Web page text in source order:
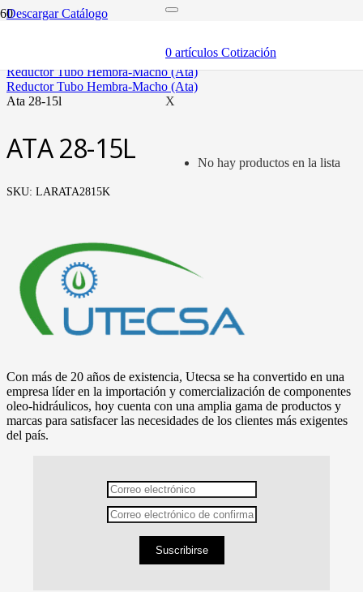
0 artículos Cotización
X
No hay productos en la lista
Descargar Catálogo
reductor tubo hembra-macho (ata)
reductor tubo hembra-macho (ata)
ata 28-15l
ATA 28-15L
SKU: LARATA2815K
Con más de 20 años de existencia, Utecsa se ha convertido en una
empresa líder en la importación y comercialización de componentes
oleo-hidráulicos, hoy cuenta con una amplia gama de productos y
marcas para satisfacer las necesidades de los clientes más exigentes
del país.
Suscribirse